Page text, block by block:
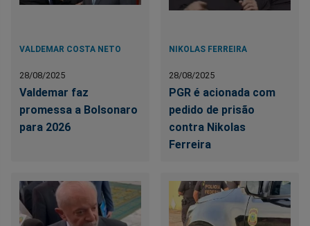
VALDEMAR COSTA NETO
28/08/2025
Valdemar faz
promessa a Bolsonaro
para 2026
NIKOLAS FERREIRA
28/08/2025
PGR é acionada com
pedido de prisão
contra Nikolas
Ferreira